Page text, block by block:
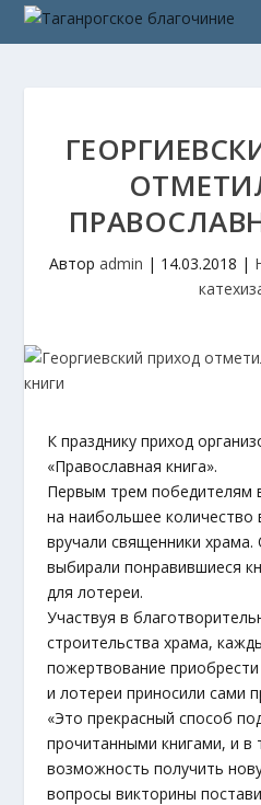
Автор admin | 14.03.2018 |
К празднику приход
«Православная книга».
Первым трем победителям
на наибольшее количество
вручали священники храма.
выбирали понравившиеся
для лотереи.
Участвуя в
строительства храма,
пожертвование приобрести
и лотереи приносили сами
«Это прекрасный способ
прочитанными книгами, и в
возможность получить
вопросы викторины